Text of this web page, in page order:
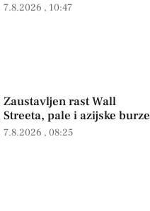
7.8.2026 10:47
Zaustavljen rast Wall
Streeta, pale i azijske burze
7.8.2026 08:25